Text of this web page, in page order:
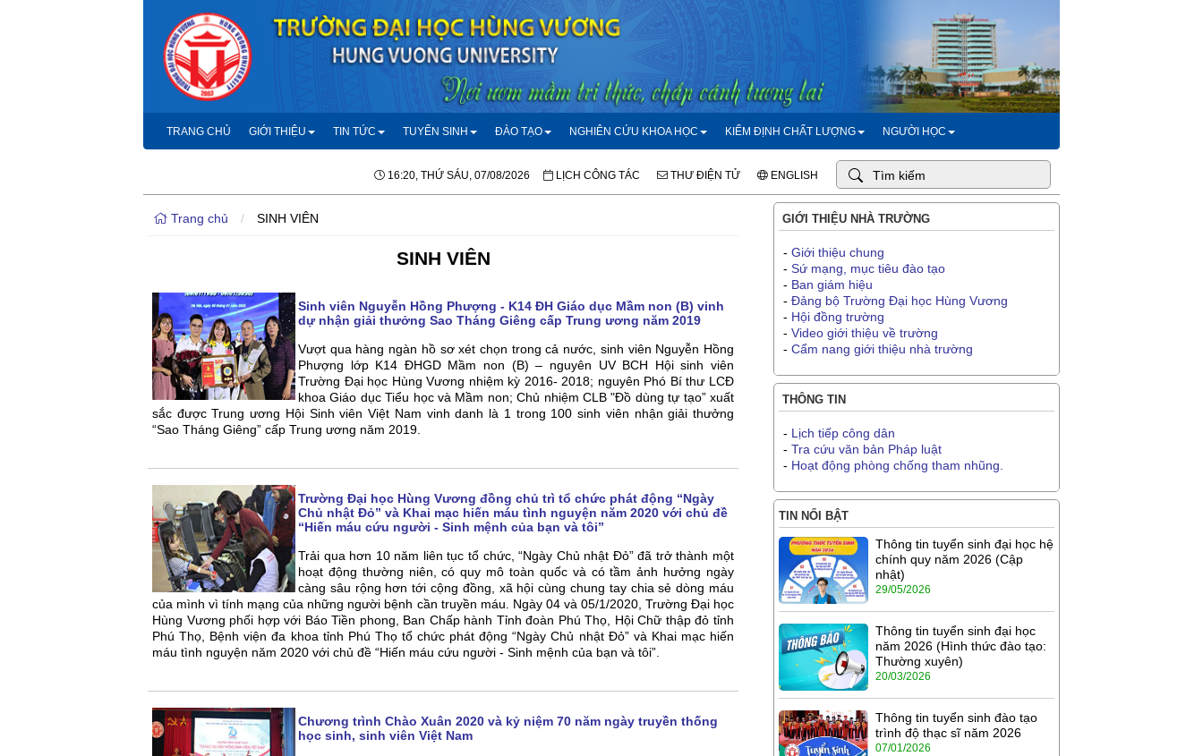
TRANG CHỦ GIỚI THIỆU TIN TỨC TUYỂN SINH ĐÀO TẠO NGHIÊN CỨU KHOA HỌC KIỂM ĐỊNH CHẤT LƯỢNG NGƯỜI HỌC
16:20, THỨ SÁU, 07/08/2026 LỊCH CÔNG TÁC THƯ ĐIỆN TỬ ENGLISH
Trang chủ / SINH VIÊN
SINH VIÊN
Sinh viên Nguyễn Hồng Phượng - K14 ĐH Giáo dục Mầm non (B) vinh
dự nhận giải thưởng Sao Tháng Giêng cấp Trung ương năm 2019
Vượt qua hàng ngàn hồ sơ xét chọn trong cả nước, sinh viên Nguyễn Hồng
Phượng lớp K14 ĐHGD Mầm non (B) – nguyên UV BCH Hội sinh viên
Trường Đại học Hùng Vương nhiệm kỳ 2016- 2018; nguyên Phó Bí thư LCĐ
khoa Giáo dục Tiểu học và Mầm non; Chủ nhiệm CLB "Đồ dùng tự tạo” xuất
sắc được Trung ương Hội Sinh viên Việt Nam vinh danh là 1 trong 100 sinh viên nhận giải thưởng
“Sao Tháng Giêng” cấp Trung ương năm 2019.
Trường Đại học Hùng Vương đồng chủ trì tổ chức phát động “Ngày
Chủ nhật Đỏ” và Khai mạc hiến máu tình nguyện năm 2020 với chủ đề
“Hiến máu cứu người - Sinh mệnh của bạn và tôi”
Trải qua hơn 10 năm liên tục tổ chức, “Ngày Chủ nhật Đỏ” đã trở thành một
hoạt động thường niên, có quy mô toàn quốc và có tầm ảnh hưởng ngày
càng sâu rộng hơn tới cộng đồng, xã hội cùng chung tay chia sẻ dòng máu
của mình vì tính mạng của những người bệnh cần truyền máu. Ngày 04 và 05/1/2020, Trường Đại học
Hùng Vương phối hợp với Báo Tiền phong, Ban Chấp hành Tỉnh đoàn Phú Thọ, Hội Chữ thập đỏ tỉnh
Phú Thọ, Bệnh viện đa khoa tỉnh Phú Thọ tổ chức phát động “Ngày Chủ nhật Đỏ” và Khai mạc hiến
máu tình nguyện năm 2020 với chủ đề “Hiến máu cứu người - Sinh mệnh của bạn và tôi”.
Chương trình Chào Xuân 2020 và kỷ niệm 70 năm ngày truyền thống
học sinh, sinh viên Việt Nam
GIỚI THIỆU NHÀ TRƯỜNG
- Giới thiệu chung
- Sứ mạng, mục tiêu đào tạo
- Ban giám hiệu
- Đảng bộ Trường Đại học Hùng Vương
- Hội đồng trường
- Video giới thiệu về trường
- Cẩm nang giới thiệu nhà trường
THÔNG TIN
- Lịch tiếp công dân
- Tra cứu văn bản Pháp luật
- Hoạt động phòng chống tham nhũng.
TIN NỔI BẬT
Thông tin tuyển sinh đại học hệ
chính quy năm 2026 (Cập
nhật)
29/05/2026
Thông tin tuyển sinh đại học
năm 2026 (Hình thức đào tạo:
Thường xuyên)
20/03/2026
Thông tin tuyển sinh đào tạo
trình độ thạc sĩ năm 2026
07/01/2026